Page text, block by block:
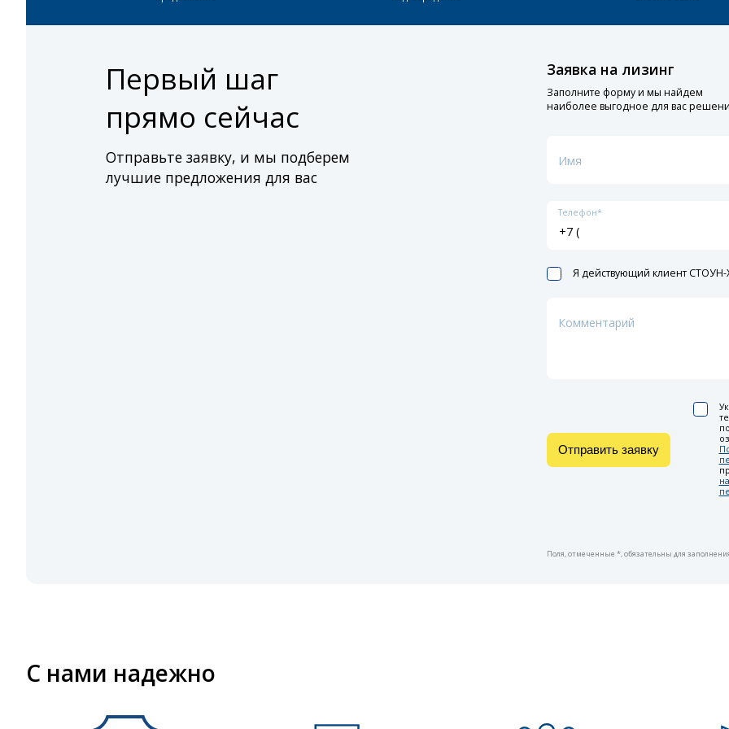
Первый шаг
прямо сейчас
Отправьте заявку, и мы подберем
лучшие предложения для вас
Заявка на лизинг
Заполните форму и мы найдем
наиболее выгодное для вас
Имя
Телефон*
Я действующий клиент СТОУН-
Комментарий
Отправить заявку
Поля, отмеченные *, обязательны для
С нами надежно